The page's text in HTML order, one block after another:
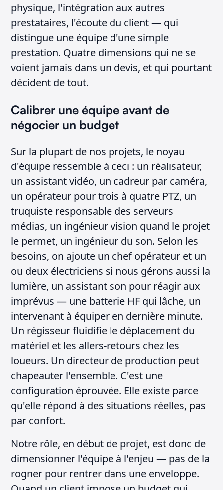
physique, l'intégration aux autres
prestataires, l'écoute du client — qui
distingue une équipe d'une simple
prestation. Quatre dimensions qui ne se
voient jamais dans un devis, et qui pourtant
décident de tout.
Calibrer une équipe avant de
négocier un budget
Sur la plupart de nos projets, le noyau
d'équipe ressemble à ceci : un réalisateur,
un assistant vidéo, un cadreur par caméra,
un opérateur pour trois à quatre PTZ, un
truquiste responsable des serveurs
médias, un ingénieur vision quand le projet
le permet, un ingénieur du son. Selon les
besoins, on ajoute un chef opérateur et un
ou deux électriciens si nous gérons aussi la
lumière, un assistant son pour réagir aux
imprévus — une batterie HF qui lâche, un
intervenant à équiper en dernière minute.
Un régisseur fluidifie le déplacement du
matériel et les allers-retours chez les
loueurs. Un directeur de production peut
chapeauter l'ensemble. C'est une
configuration éprouvée. Elle existe parce
qu'elle répond à des situations réelles, pas
par confort.
Notre rôle, en début de projet, est donc de
dimensionner l'équipe à l'enjeu — pas de la
rogner pour rentrer dans une enveloppe.